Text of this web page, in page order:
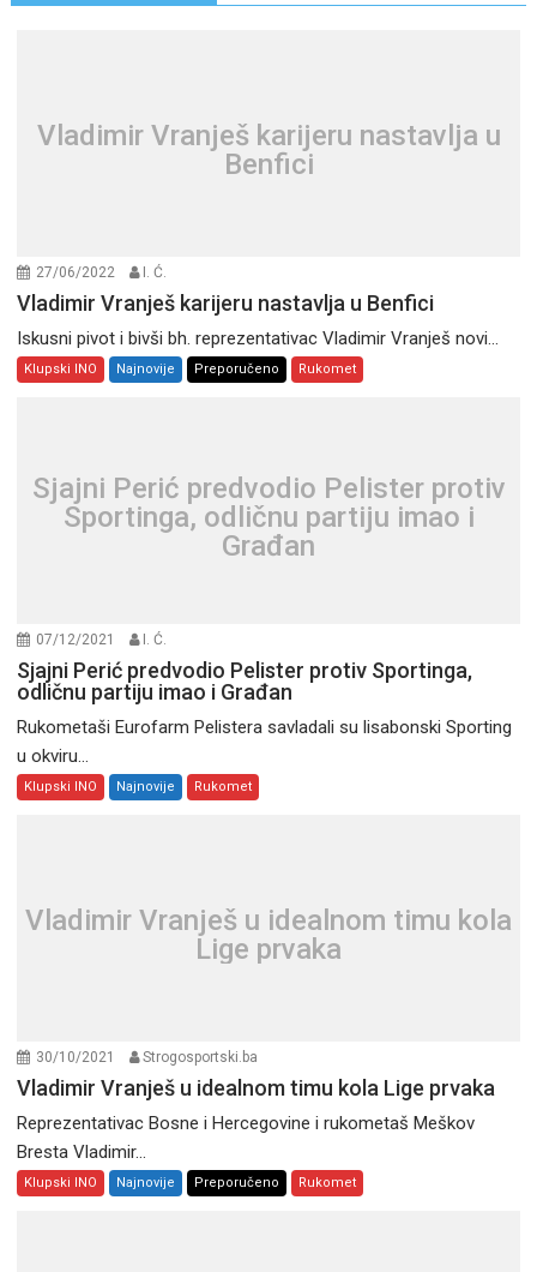
Vladimir Vranješ karijeru nastavlja u
Benfici
27/06/2022 I. Ć.
Vladimir Vranješ karijeru nastavlja u Benfici
Iskusni pivot i bivši bh. reprezentativac Vladimir Vranješ novi...
Klupski INO Najnovije Preporučeno Rukomet
Sjajni Perić predvodio Pelister protiv
Sportinga, odličnu partiju imao i
Građan
07/12/2021 I. Ć.
Sjajni Perić predvodio Pelister protiv Sportinga,
odličnu partiju imao i Građan
Rukometaši Eurofarm Pelistera savladali su lisabonski Sporting
u okviru...
Klupski INO Najnovije Rukomet
Vladimir Vranješ u idealnom timu kola
Lige prvaka
30/10/2021 Strogosportski.ba
Vladimir Vranješ u idealnom timu kola Lige prvaka
Reprezentativac Bosne i Hercegovine i rukometaš Meškov
Bresta Vladimir...
Klupski INO Najnovije Preporučeno Rukomet